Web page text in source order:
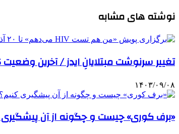
نوشته های مشابه
تغییر سرنوشت مبتلایانِ ایدز / آخرین وضعیت HIV/AIDS در کشور
۱۴۰۳/۰۹/۰۸
«برف کوری» چیست و چگونه از آن